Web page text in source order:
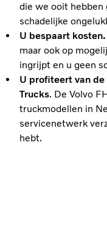
die we ooit hebben
schadelijke
U bespaart kosten.
maar ook op
ingrijpt en u geen
U profiteert van
Trucks. De Volvo
truckmodellen in
servicenetwerk
hebt.